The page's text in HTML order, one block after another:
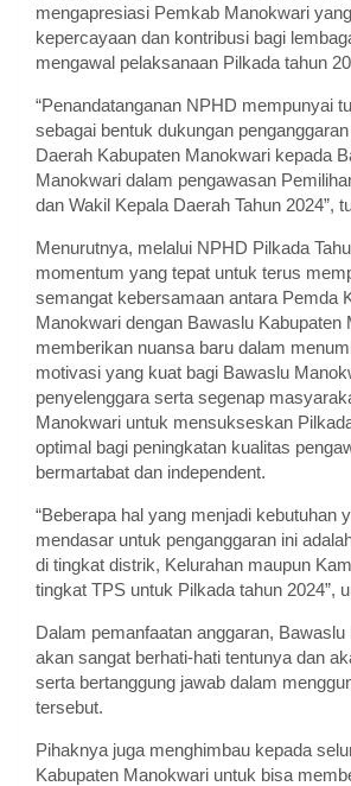
mengapresiasi Pemkab Manokwari
kepercayaan dan kontribusi bagi
mengawal pelaksanaan Pilkada tahun
“Penandatanganan NPHD mempunyai
sebagai bentuk dukungan
Daerah Kabupaten Manokwari kepada
Manokwari dalam pengawasan
dan Wakil Kepala Daerah Tahun 2024”,
Menurutnya, melalui NPHD Pilkada
momentum yang tepat untuk terus
semangat kebersamaan antara Pemda
Manokwari dengan Bawaslu Kabupaten
memberikan nuansa baru dalam
motivasi yang kuat bagi Bawaslu
penyelenggara serta segenap
Manokwari untuk mensukseskan
optimal bagi peningkatan kualitas
bermartabat dan independent.
“Beberapa hal yang menjadi kebutuhan
mendasar untuk penganggaran ini
di tingkat distrik, Kelurahan maupun
tingkat TPS untuk Pilkada tahun 2024”,
Dalam pemanfaatan anggaran,
akan sangat berhati-hati tentunya dan
serta bertanggung jawab dalam
tersebut.
Pihaknya juga menghimbau kepada
Kabupaten Manokwari untuk bisa